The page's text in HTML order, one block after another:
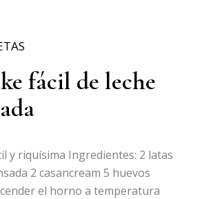
fácil de leche
y riquísima Ingredientes: 2 latas
2 casancream 5 huevos
el horno a temperatura